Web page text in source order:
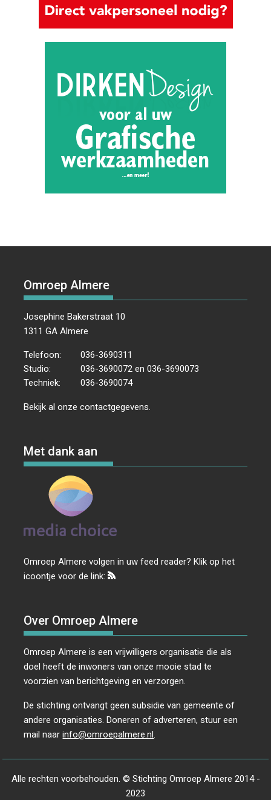
Omroep Almere
Josephine Bakerstraat 10
1311 GA Almere
Telefoon:
036-3690311
Studio:
036-3690072 en 036-3690073
Techniek:
036-3690074
Bekijk al onzecontactgegevens
Met dank aan
Omroep Almere volgen in uw feed reader? Klik op het
icoontje voor de link:
Over Omroep Almere
Omroep Almere is een vrijwilligers organisatie die als
doel heeft de inwoners van onze mooie stad te
voorzien van berichtgeving en verzorgen.
De stichting ontvangt geen subsidie van gemeente of
andere organisaties. Doneren of adverteren, stuur een
mail naarinfo@omroepalmere.nl.
Alle rechten voorbehouden. © Stichting Omroep Almere 2014 -
2023